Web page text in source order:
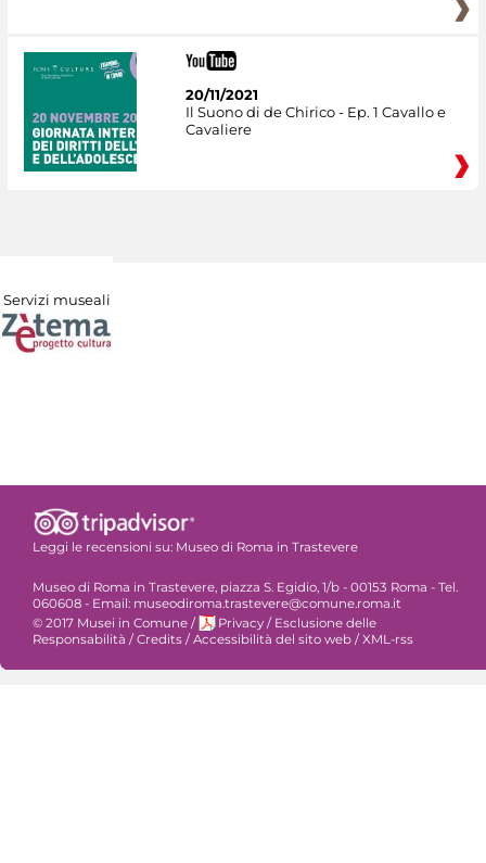
20/11/2021
Il Suono di de Chirico - Ep. 1 Cavallo e
Cavaliere
Servizi museali
Leggi le recensioni su: Museo di Roma in Trastevere
Museo di Roma in Trastevere, piazza S. Egidio, 1/b - 00153 Roma - Tel.
060608 - Email: museodiroma.trastevere@comune.roma.it
© 2017 Musei in Comune / Privacy / Esclusione delle
Responsabilità / Credits / Accessibilità del sito web / XML-rss